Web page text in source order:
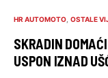
HR AUTOMOTO OSTALE
SKRADIN
USPON IZNAD